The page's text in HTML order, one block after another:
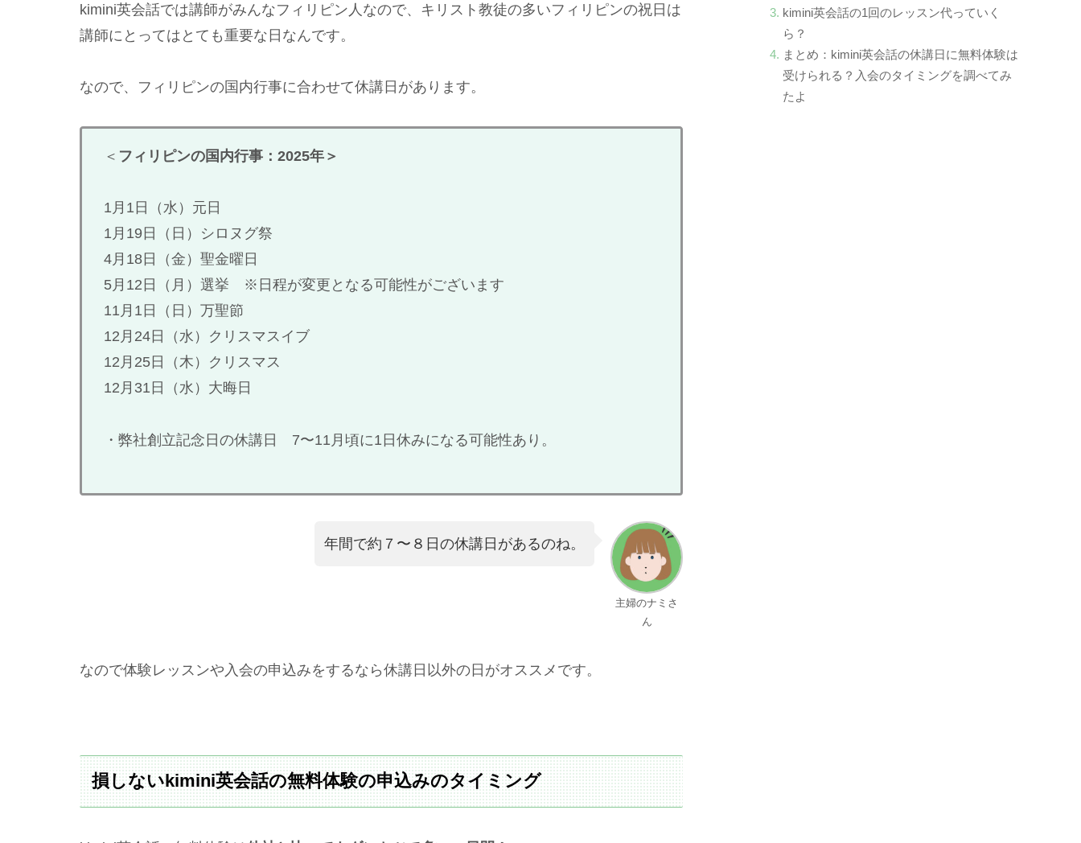
kimini英会話では講師がみんなフィリピン人なので、キリスト教徒の多いフィリピンの祝日は
講師にとってはとても重要な日なんです。
なので、フィリピンの国内行事に合わせて休講日があります。
＜ フィリピンの国内行事：2025年＞
1月1日（水）元日
1月19日（日）シロヌグ祭
4月18日（金）聖金曜日
5月12日（月）選挙 ※日程が変更となる可能性がございます
11月1日（日）万聖節
12月24日（水）クリスマスイブ
12月25日（木）クリスマス
12月31日（水）大晦日
・弊社創立記念日の休講日 7〜11月頃に1日休みになる可能性あり。
主婦のナミさ
ん
年間で約７〜８日の休講日があるのね。
なので体験レッスンや入会の申込みをするなら休講日以外の日がオススメです。
損しないkimini英会話の無料体験の申込みのタイミング
kimini英会話の1回のレッスン代っていく
ら？
まとめ：kimini英会話の休講日に無料体験は
受けられる？入会のタイミングを調べてみ
たよ